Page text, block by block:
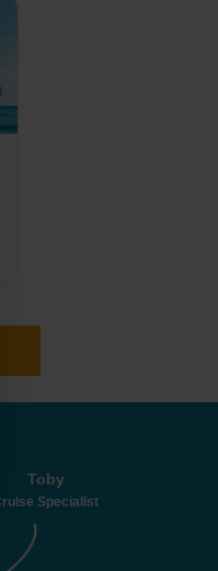
Toby
Specialist